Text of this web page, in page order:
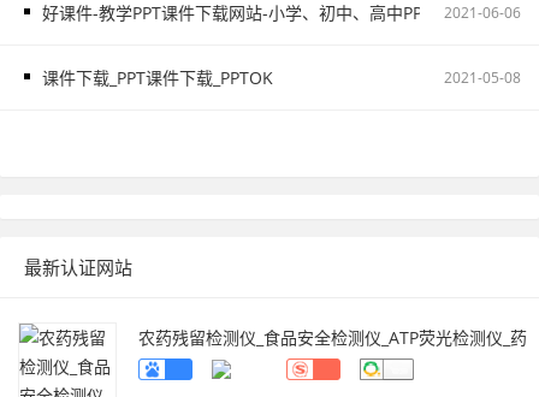
好课件-教学PPT课件下载网站-小学、初中、高中PPT课件资源下载
2021-06-06
课件下载_PPT课件下载_PPTOK 2021-05-08
最新认证网站
农药残留检测仪_食品安全检测仪_ATP荧光检测仪_药
物残留检测仪_辰安智检（上海）科学仪器有限公